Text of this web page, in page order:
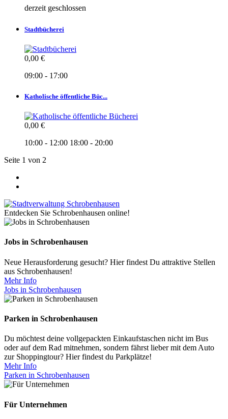
derzeit geschlossen
Stadtbücherei
0,00 €
09:00 - 17:00
Katholische öffentliche Büc...
0,00 €
10:00 - 12:00 18:00 - 20:00
Seite 1 von 2
Entdecken Sie Schrobenhausen online!
Jobs in Schrobenhausen
Neue Herausforderung gesucht? Hier findest Du attraktive Stellen
aus Schrobenhausen!
Mehr Info
Jobs in Schrobenhausen
Parken in Schrobenhausen
Du möchtest deine vollgepackten Einkaufstaschen nicht im Bus
oder auf dem Rad mitnehmen, sondern fährst lieber mit dem Auto
zur Shoppingtour? Hier findest du Parkplätze!
Mehr Info
Parken in Schrobenhausen
Für Unternehmen